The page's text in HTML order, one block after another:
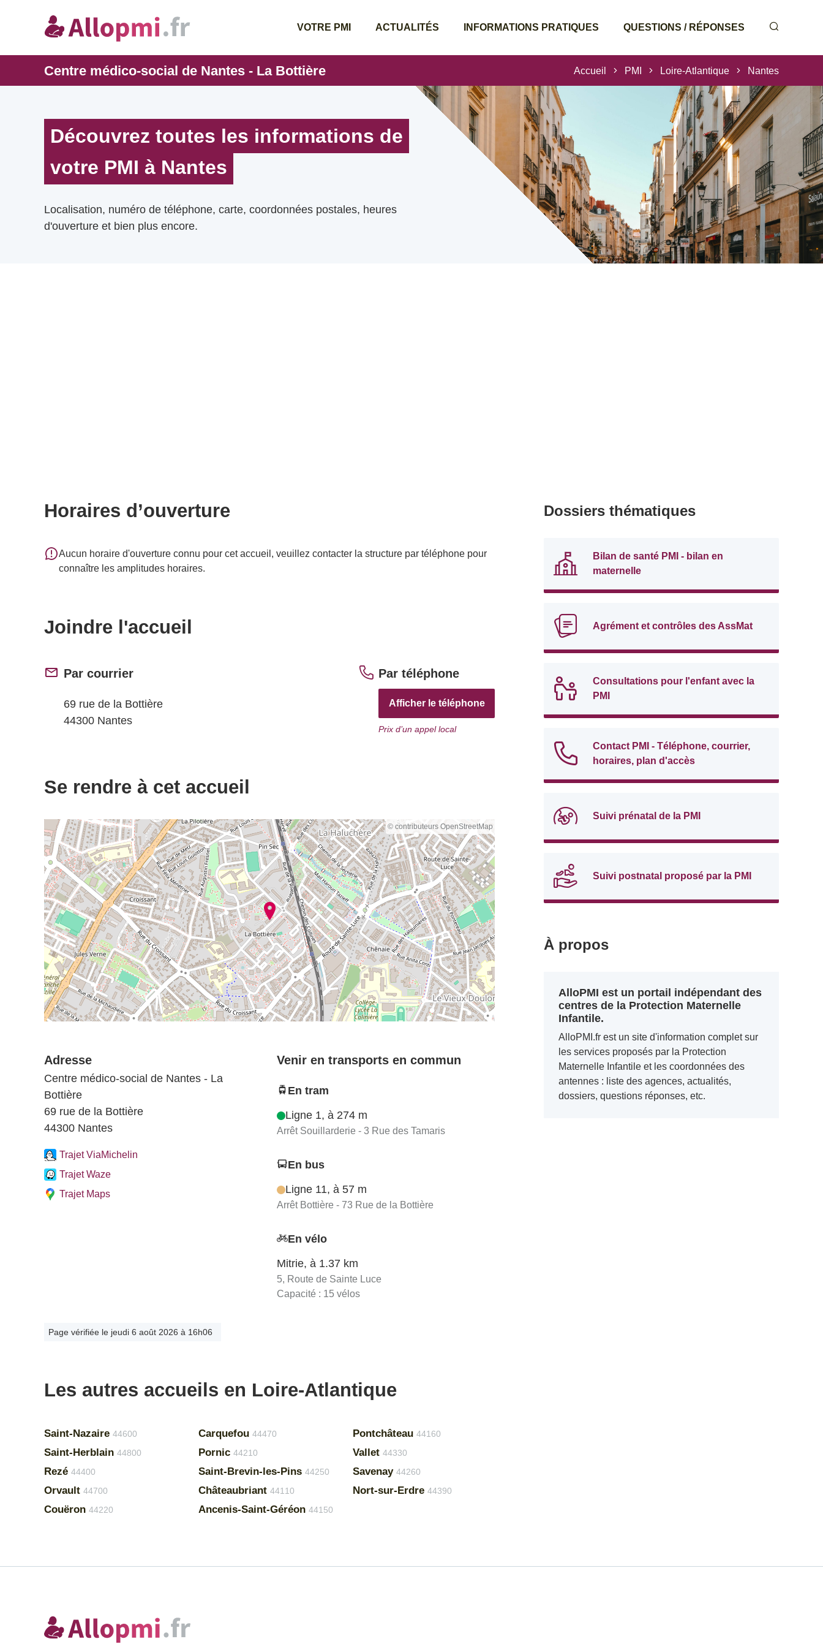
VOTRE PMI ACTUALITÉS INFORMATIONS PRATIQUES QUESTIONS / RÉPONSES
Centre médico-social de Nantes - La Bottière Accueil PMI Loire-Atlantique Nantes
Découvrez toutes les informations de
votre PMI à Nantes
Localisation, numéro de téléphone, carte, coordonnées postales, heures
d'ouverture et bien plus encore.
Horaires d’ouverture
Aucun horaire d'ouverture connu pour cet accueil, veuillez contacter la structure par téléphone pour
connaître les amplitudes horaires.
Joindre l'accueil
Par courrier
69 rue de la Bottière
44300 Nantes
Par téléphone
Afficher le téléphone
Prix d’un appel local
Se rendre à cet accueil
© contributeurs OpenStreetMap
Adresse
Centre médico-social de Nantes - La
Bottière
69 rue de la Bottière
44300 Nantes
Trajet ViaMichelin
Trajet Waze
Trajet Maps
Venir en transports en commun
En tram
Ligne 1, à 274 m
Arrêt Souillarderie - 3 Rue des Tamaris
En bus
Ligne 11, à 57 m
Arrêt Bottière - 73 Rue de la Bottière
En vélo
Mitrie, à 1.37 km
5, Route de Sainte Luce
Capacité : 15 vélos
Page vérifiée le jeudi 6 août 2026 à 16h06
Les autres accueils en Loire-Atlantique
Saint-Nazaire 44600
Saint-Herblain 44800
Rezé 44400
Orvault 44700
Couëron 44220
Carquefou 44470
Pornic 44210
Saint-Brevin-les-Pins 44250
Châteaubriant 44110
Ancenis-Saint-Géréon 44150
Pontchâteau 44160
Vallet 44330
Savenay 44260
Nort-sur-Erdre 44390
Dossiers thématiques
Bilan de santé PMI - bilan en
maternelle
Agrément et contrôles des AssMat
Consultations pour l'enfant avec la
PMI
Contact PMI - Téléphone, courrier,
horaires, plan d'accès
Suivi prénatal de la PMI
Suivi postnatal proposé par la PMI
À propos
AlloPMI est un portail indépendant des
centres de la Protection Maternelle
Infantile.
AlloPMI.fr est un site d'information complet sur
les services proposés par la Protection
Maternelle Infantile et les coordonnées des
antennes : liste des agences, actualités,
dossiers, questions réponses, etc.